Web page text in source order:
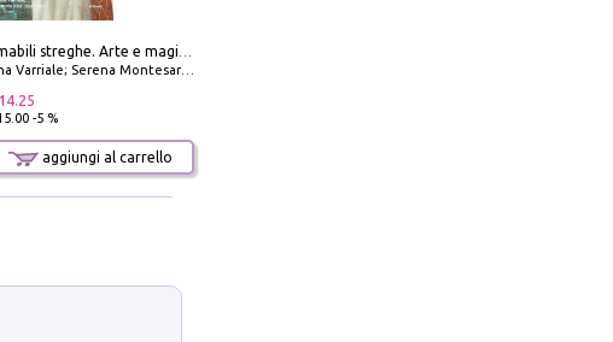
Varriale; Serena Montesarchio
-5 %
aggiungi al carrello